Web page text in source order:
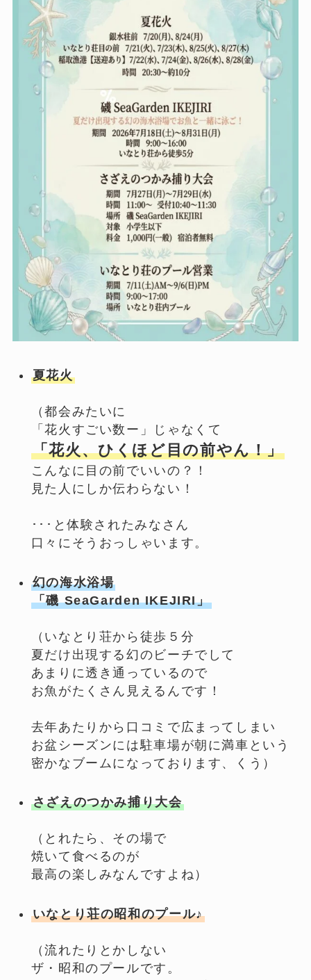
夏花火
（都会みたいに
「花火すごい数ー」じゃなくて
「花火、ひくほど目の前やん！」
こんなに目の前でいいの？！
見た人にしか伝わらない！
･･･と体験されたみなさん
口々にそうおっしゃいます。
幻の海水浴場
「磯 SeaGarden IKEJIRI」
（いなとり荘から徒歩５分
夏だけ出現する幻のビーチでして
あまりに透き通っているので
お魚がたくさん見えるんです！
去年あたりから口コミで広まってしまい
お盆シーズンには駐車場が朝に満車という
密かなブームになっております、くう）
さざえのつかみ捕り大会
（とれたら、その場で
焼いて食べるのが
最高の楽しみなんですよね）
いなとり荘の昭和のプール♪
（流れたりとかしない
ザ・昭和のプールです。